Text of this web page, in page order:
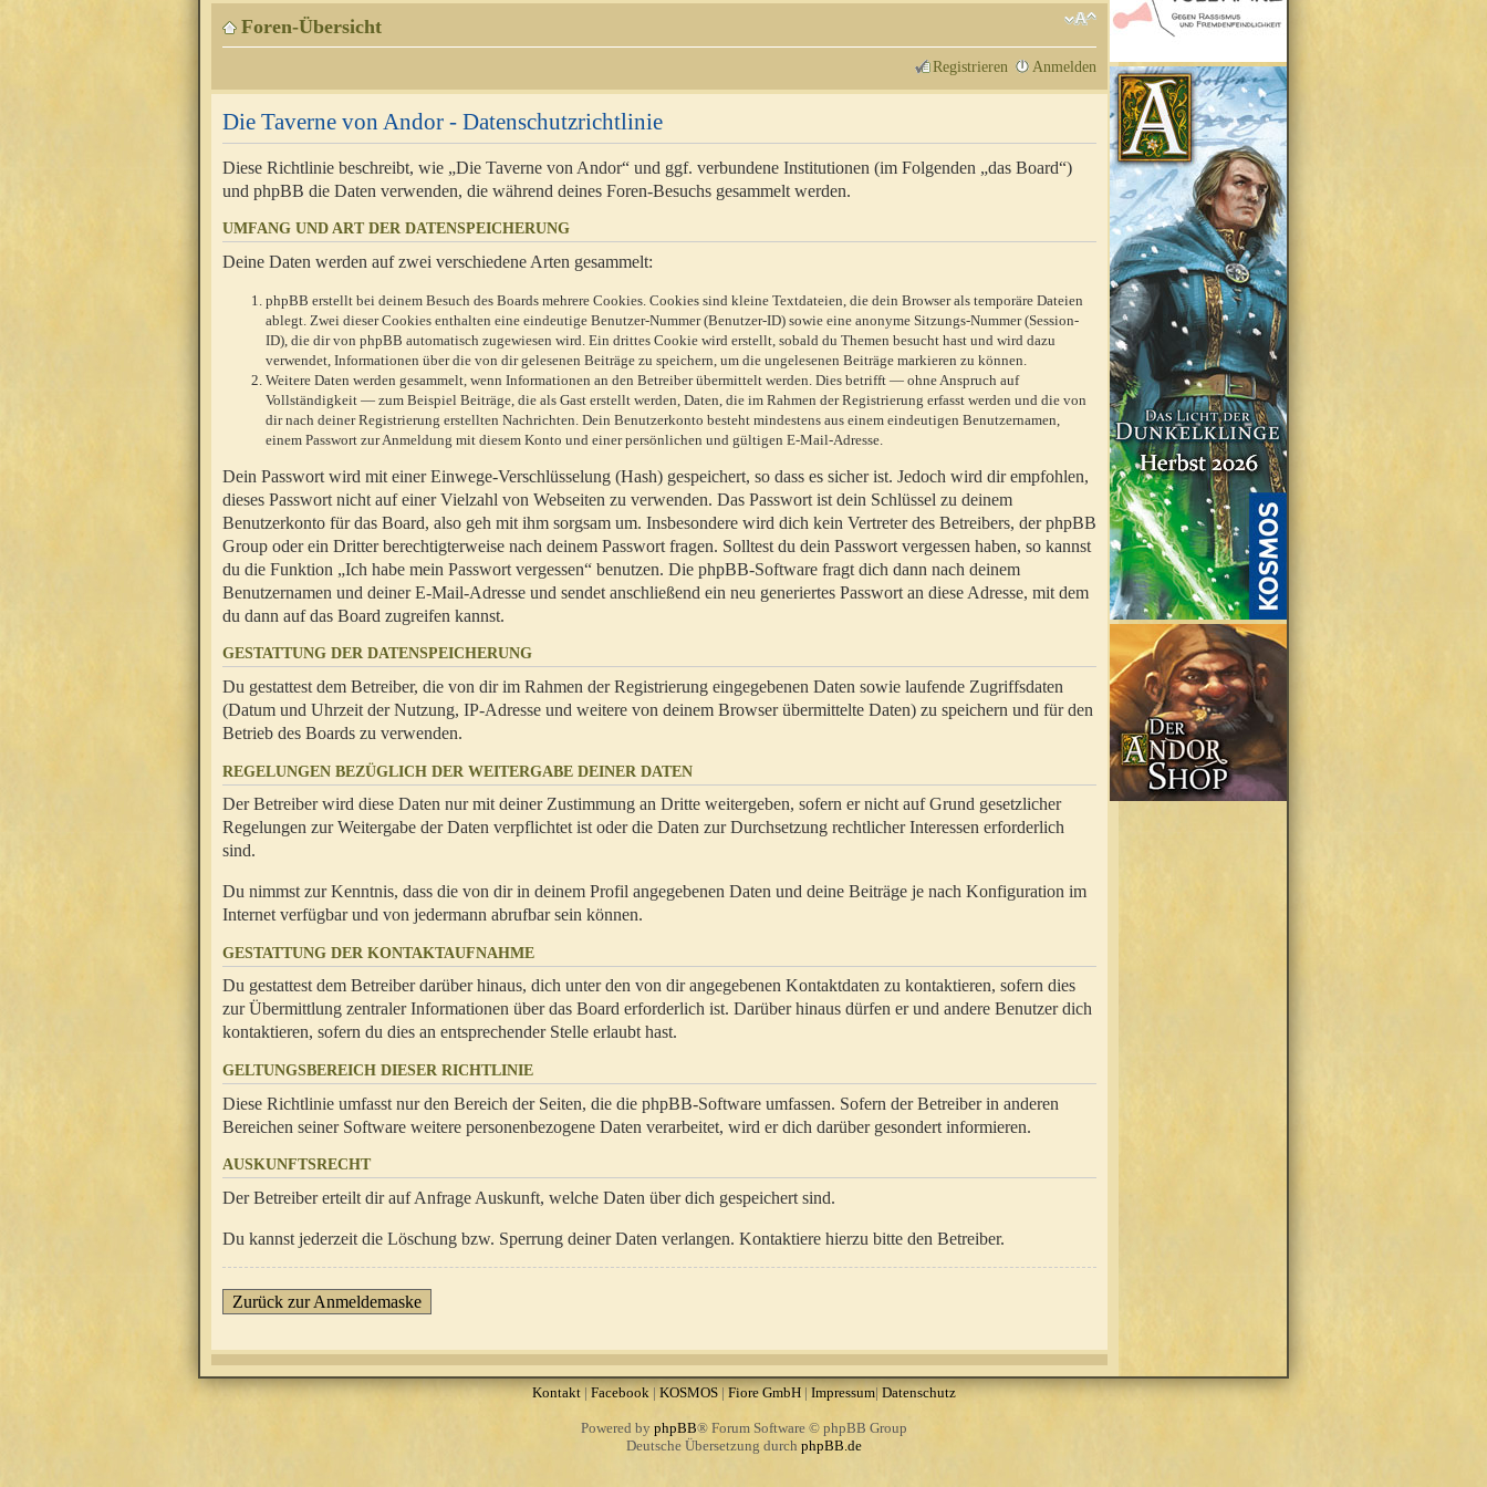
Foren-Übersicht
Registrieren Anmelden
Die Taverne von Andor - Datenschutzrichtlinie
Diese Richtlinie beschreibt, wie „Die Taverne von Andor“ und ggf. verbundene Institutionen (im Folgenden „das Board“)
und phpBB die Daten verwenden, die während deines Foren-Besuchs gesammelt werden.
UMFANG UND ART DER DATENSPEICHERUNG
Deine Daten werden auf zwei verschiedene Arten gesammelt:
phpBB erstellt bei deinem Besuch des Boards mehrere Cookies. Cookies sind kleine Textdateien, die dein Browser als temporäre Dateien
ablegt. Zwei dieser Cookies enthalten eine eindeutige Benutzer-Nummer (Benutzer-ID) sowie eine anonyme Sitzungs-Nummer (Session-
ID), die dir von phpBB automatisch zugewiesen wird. Ein drittes Cookie wird erstellt, sobald du Themen besucht hast und wird dazu
verwendet, Informationen über die von dir gelesenen Beiträge zu speichern, um die ungelesenen Beiträge markieren zu können.
Weitere Daten werden gesammelt, wenn Informationen an den Betreiber übermittelt werden. Dies betrifft — ohne Anspruch auf
Vollständigkeit — zum Beispiel Beiträge, die als Gast erstellt werden, Daten, die im Rahmen der Registrierung erfasst werden und die von
dir nach deiner Registrierung erstellten Nachrichten. Dein Benutzerkonto besteht mindestens aus einem eindeutigen Benutzernamen,
einem Passwort zur Anmeldung mit diesem Konto und einer persönlichen und gültigen E-Mail-Adresse.
Dein Passwort wird mit einer Einwege-Verschlüsselung (Hash) gespeichert, so dass es sicher ist. Jedoch wird dir empfohlen,
dieses Passwort nicht auf einer Vielzahl von Webseiten zu verwenden. Das Passwort ist dein Schlüssel zu deinem
Benutzerkonto für das Board, also geh mit ihm sorgsam um. Insbesondere wird dich kein Vertreter des Betreibers, der phpBB
Group oder ein Dritter berechtigterweise nach deinem Passwort fragen. Solltest du dein Passwort vergessen haben, so kannst
du die Funktion „Ich habe mein Passwort vergessen“ benutzen. Die phpBB-Software fragt dich dann nach deinem
Benutzernamen und deiner E-Mail-Adresse und sendet anschließend ein neu generiertes Passwort an diese Adresse, mit dem
du dann auf das Board zugreifen kannst.
GESTATTUNG DER DATENSPEICHERUNG
Du gestattest dem Betreiber, die von dir im Rahmen der Registrierung eingegebenen Daten sowie laufende Zugriffsdaten
(Datum und Uhrzeit der Nutzung, IP-Adresse und weitere von deinem Browser übermittelte Daten) zu speichern und für den
Betrieb des Boards zu verwenden.
REGELUNGEN BEZÜGLICH DER WEITERGABE DEINER DATEN
Der Betreiber wird diese Daten nur mit deiner Zustimmung an Dritte weitergeben, sofern er nicht auf Grund gesetzlicher
Regelungen zur Weitergabe der Daten verpflichtet ist oder die Daten zur Durchsetzung rechtlicher Interessen erforderlich
sind.
Du nimmst zur Kenntnis, dass die von dir in deinem Profil angegebenen Daten und deine Beiträge je nach Konfiguration im
Internet verfügbar und von jedermann abrufbar sein können.
GESTATTUNG DER KONTAKTAUFNAHME
Du gestattest dem Betreiber darüber hinaus, dich unter den von dir angegebenen Kontaktdaten zu kontaktieren, sofern dies
zur Übermittlung zentraler Informationen über das Board erforderlich ist. Darüber hinaus dürfen er und andere Benutzer dich
kontaktieren, sofern du dies an entsprechender Stelle erlaubt hast.
GELTUNGSBEREICH DIESER RICHTLINIE
Diese Richtlinie umfasst nur den Bereich der Seiten, die die phpBB-Software umfassen. Sofern der Betreiber in anderen
Bereichen seiner Software weitere personenbezogene Daten verarbeitet, wird er dich darüber gesondert informieren.
AUSKUNFTSRECHT
Der Betreiber erteilt dir auf Anfrage Auskunft, welche Daten über dich gespeichert sind.
Du kannst jederzeit die Löschung bzw. Sperrung deiner Daten verlangen. Kontaktiere hierzu bitte den Betreiber.
Zurück zur Anmeldemaske
Kontakt| Facebook|KOSMOS| Fiore GmbH| Impressum|Datenschutz
Powered by phpBB® Forum Software © phpBB Group
Deutsche Übersetzung durch phpBB.de